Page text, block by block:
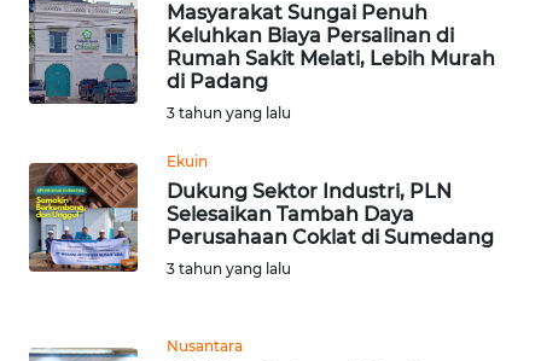
Masyarakat Sungai Penuh
Keluhkan Biaya Persalinan di
Rumah Sakit Melati, Lebih Murah
di Padang
3 tahun yang lalu
Ekuin
Dukung Sektor Industri, PLN
Selesaikan Tambah Daya
Perusahaan Coklat di Sumedang
3 tahun yang lalu
Nusantara
WN
GORONTALO
WN
WN
MALUKU